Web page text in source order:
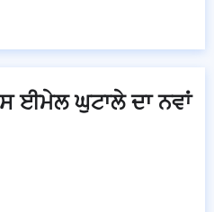
ਈਮੇਲ ਘੁਟਾਲੇ ਦਾ ਨਵਾਂ